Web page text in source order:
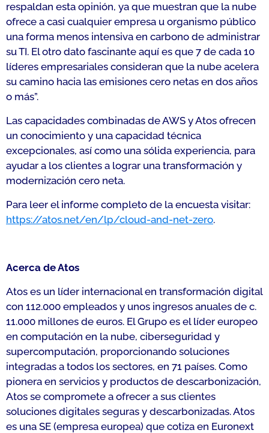
respaldan esta opinión, ya que muestran que la nube
ofrece a casi cualquier empresa u organismo público
una forma menos intensiva en carbono de administrar
su TI. El otro dato fascinante aquí es que 7 de cada 10
líderes empresariales consideran que la nube acelera
su camino hacia las emisiones cero netas en dos años
o más”.
Las capacidades combinadas de AWS y Atos ofrecen
un conocimiento y una capacidad técnica
excepcionales, así como una sólida experiencia, para
ayudar a los clientes a lograr una transformación y
modernización cero neta.
Para leer el informe completo de la encuesta visitar:
https://atos.net/en/lp/cloud-and-net-zero.
Acerca de Atos
Atos es un líder internacional en transformación digital
con 112.000 empleados y unos ingresos anuales de c.
11.000 millones de euros. El Grupo es el líder europeo
en computación en la nube, ciberseguridad y
supercomputación, proporcionando soluciones
integradas a todos los sectores, en 71 países. Como
pionera en servicios y productos de descarbonización,
Atos se compromete a ofrecer a sus clientes
soluciones digitales seguras y descarbonizadas. Atos
es una SE (empresa europea) que cotiza en Euronext